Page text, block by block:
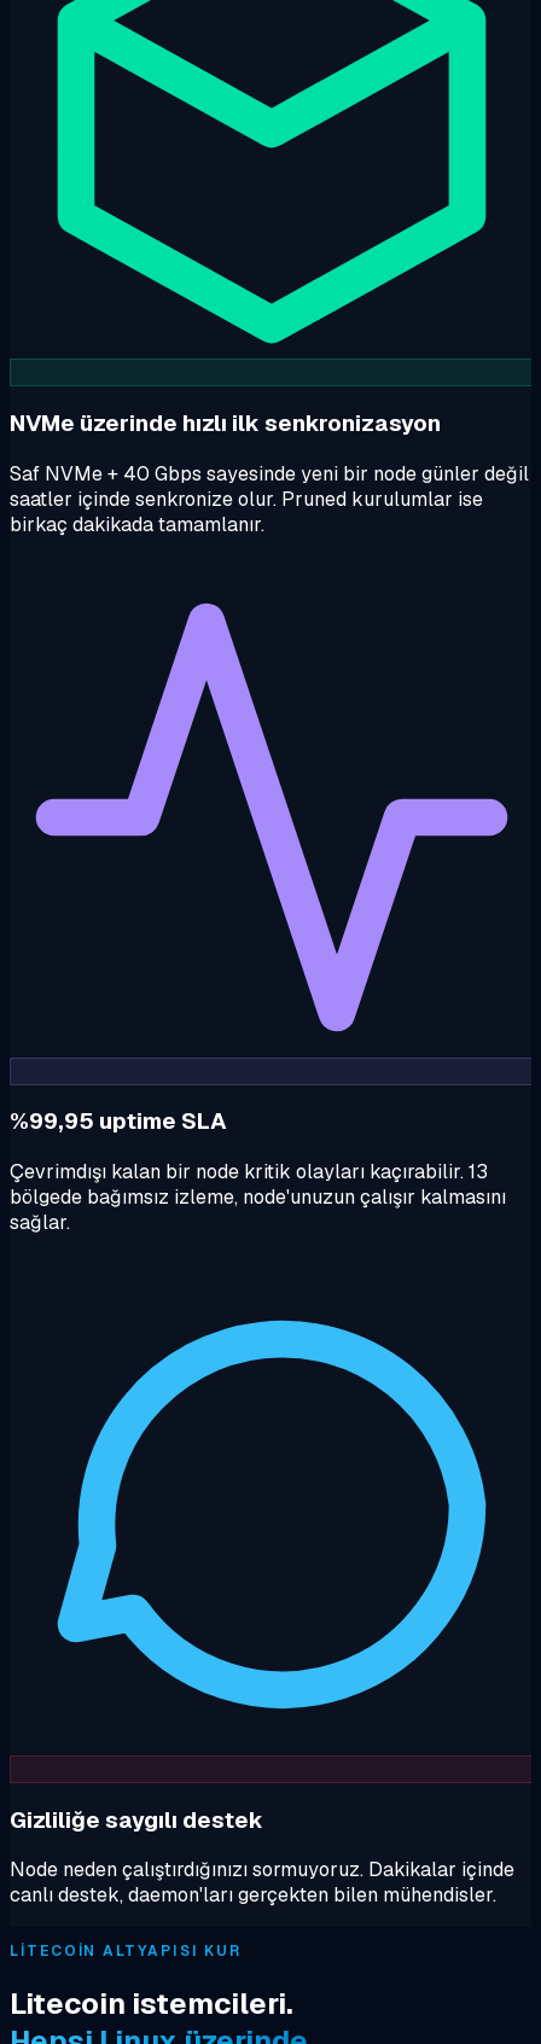
NVMe üzerinde hızlı ilk senkronizasyon
Saf NVMe + 40 Gbps sayesinde yeni bir node günler değil
saatler içinde senkronize olur. Pruned kurulumlar ise
birkaç dakikada tamamlanır.
%99,95 uptime SLA
Çevrimdışı kalan bir node kritik olayları kaçırabilir. 13
bölgede bağımsız izleme, node'unuzun çalışır kalmasını
sağlar.
Gizliliğe saygılı destek
Node neden çalıştırdığınızı sormuyoruz. Dakikalar içinde
canlı destek, daemon'ları gerçekten bilen mühendisler.
LITECOIN ALTYAPISI KUR
Litecoin istemcileri.